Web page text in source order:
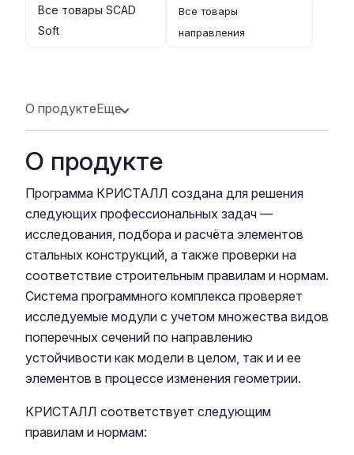
Все товары SCAD
Soft
Все товары
направления
О продуктеЕще
О продукте
Программа КРИСТАЛЛ создана для решения
следующих профессиональных задач —
исследования, подбора и расчёта элементов
стальных конструкций, а также проверки на
соответствие строительным правилам и нормам.
Система программного комплекса проверяет
исследуемые модули с учетом множества видов
поперечных сечений по направлению
устойчивости как модели в целом, так и и ее
элементов в процессе изменения геометрии.
КРИСТАЛЛ соответствует следующим
правилам и нормам: